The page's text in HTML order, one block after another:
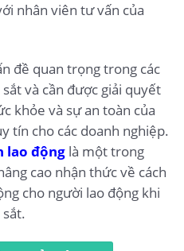
nhân viên tư vấn của
đề quan trọng trong các
và cần được giải quyết
khỏe và sự an toàn của
tín cho các doanh nghiệp.
lao động là một trong
cao nhận thức về cách
cho người lao động khi